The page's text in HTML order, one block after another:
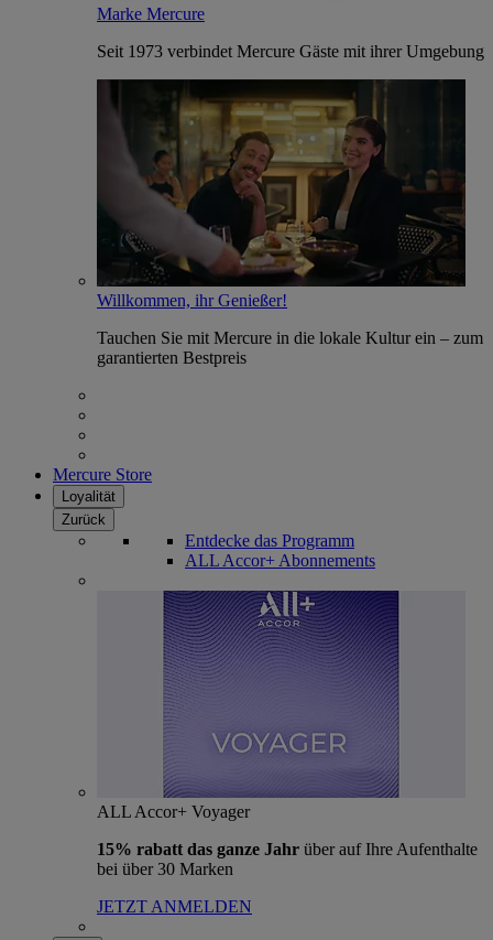
Marke Mercure
Seit 1973 verbindet Mercure Gäste mit ihrer Umgebung
Willkommen, ihr Genießer!
Tauchen Sie mit Mercure in die lokale Kultur ein – zum
garantierten Bestpreis
Mercure Store
Loyalität
Zurück
Entdecke das Programm
ALL Accor+ Abonnements
ALL Accor+ Voyager
15% rabatt das ganze Jahr über auf Ihre Aufenthalte
bei über 30 Marken
JETZT ANMELDEN